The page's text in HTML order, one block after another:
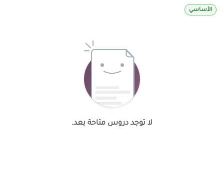
الأساسي
لا توجد دروس متاحة بعد.